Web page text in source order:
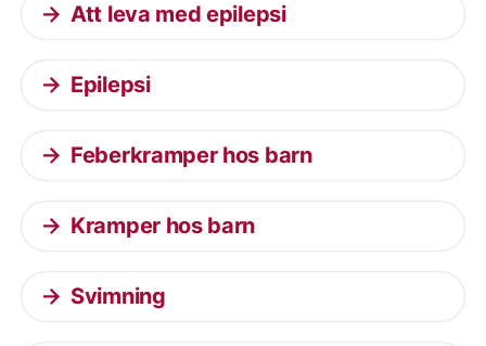
Att leva med epilepsi
Epilepsi
Feberkramper hos barn
Kramper hos barn
Svimning